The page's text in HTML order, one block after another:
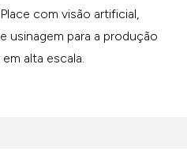
com visão artificial,
usinagem para a produção
alta escala.